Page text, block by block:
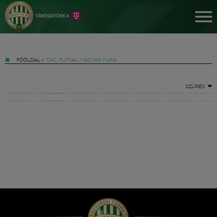
FŐOLDAL » TAG: FUTSAL MAGYAR KUPA
SZŰRÉS
Hírek